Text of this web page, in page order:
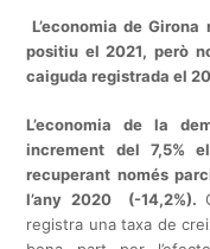
L’economia de
positiu el 2021, però
caiguda registrada el
L’economia de la
increment del 7,5%
recuperant només
l’any 2020 (-14,2%).
registra una taxa de